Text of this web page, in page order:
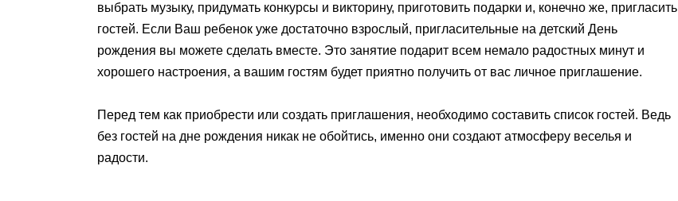
выбрать музыку, придумать конкурсы и викторину, приготовить подарки и, конечно же, пригласить
гостей. Если Ваш ребенок уже достаточно взрослый, пригласительные на детский День
рождения вы можете сделать вместе. Это занятие подарит всем немало радостных минут и
хорошего настроения, а вашим гостям будет приятно получить от вас личное приглашение.
Перед тем как приобрести или создать приглашения, необходимо составить список гостей. Ведь
без гостей на дне рождения никак не обойтись, именно они создают атмосферу веселья и
радости.